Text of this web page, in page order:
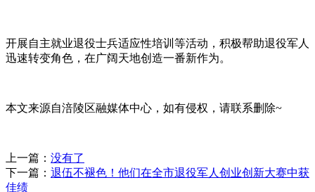
开展自主就业退役士兵适应性培训等活动，积极帮助退役军人
迅速转变角色，在广阔天地创造一番新作为。
本文来源自涪陵区融媒体中心，如有侵权，请联系删除~
上一篇： 没有了
下一篇： 退伍不褪色！他们在全市退役军人创业创新大赛中获
佳绩